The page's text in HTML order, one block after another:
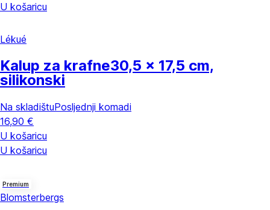
U košaricu
Lékué
Kalup za krafne30,5 x 17,5 cm,
silikonski
Na skladištuPosljednji komadi
16,90 €
U košaricu
U košaricu
Premium
Blomsterbergs